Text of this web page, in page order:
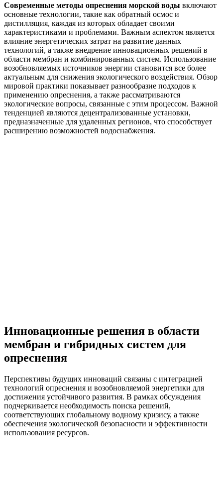
Современные методы опреснения морской воды включают
основные технологии, такие как обратный осмос и
дистилляция, каждая из которых обладает своими
характеристиками и проблемами. Важным аспектом является
влияние энергетических затрат на развитие данных
технологий, а также внедрение инновационных решений в
области мембран и комбинированных систем. Использование
возобновляемых источников энергии становится все более
актуальным для снижения экологического воздействия. Обзор
мировой практики показывает разнообразие подходов к
применению опреснения, а также рассматриваются
экологические вопросы, связанные с этим процессом. Важной
тенденцией являются децентрализованные установки,
предназначенные для удаленных регионов, что способствует
расширению возможностей водоснабжения.
Инновационные решения в области
мембран и гибридных систем для
опреснения
Перспективы будущих инноваций связаны с интеграцией
технологий опреснения и возобновляемой энергетики для
достижения устойчивого развития. В рамках обсуждения
подчеркивается необходимость поиска решений,
соответствующих глобальному водному кризису, а также
обеспечения экологической безопасности и эффективности
использования ресурсов.